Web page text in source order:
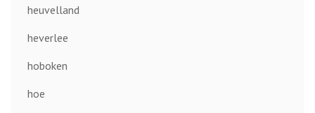
heuvelland
heverlee
hoboken
hoe